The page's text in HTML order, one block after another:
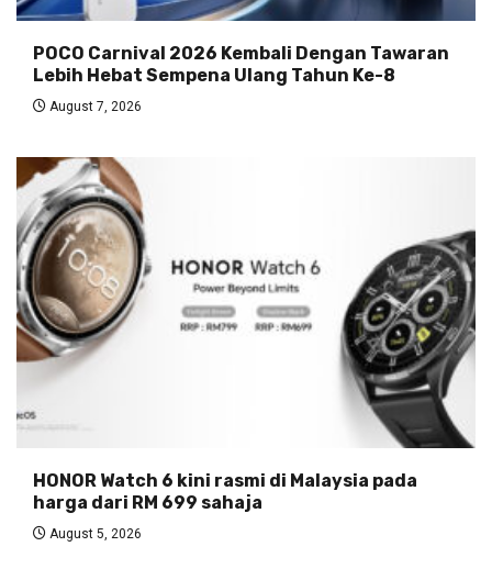
POCO Carnival 2026 Kembali Dengan Tawaran
Lebih Hebat Sempena Ulang Tahun Ke-8
August 7, 2026
HONOR Watch 6 kini rasmi di Malaysia pada
harga dari RM 699 sahaja
August 5, 2026